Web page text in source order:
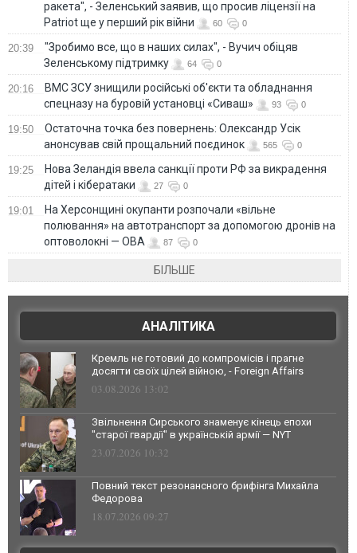
ракета", - Зеленський заявив, що просив ліцензії на
Patriot ще у перший рік війни
60 0
20:39
"Зробимо все, що в наших силах", - Вучич обіцяв
Зеленському підтримку
64 0
20:16
ВМС ЗСУ знищили російські об'єкти та обладнання
спецназу на буровій установці «Сиваш»
93 0
19:50
Остаточна точка без повернень: Олександр Усік
анонсував свій прощальний поєдинок
565 0
19:25
Нова Зеландія ввела санкції проти РФ за викрадення
дітей і кібератаки
27 0
19:01
На Херсонщині окупанти розпочали «вільне
полювання» на автотранспорт за допомогою дронів на
оптоволокні — ОВА
87 0
БІЛЬШЕ
АНАЛІТИКА
Кремль не готовий до компромісів і прагне
досягти своїх цілей війною, - Foreign Affairs
03.08.2026 13:02
Звільнення Сирського знаменує кінець епохи
"старої гвардії" в українській армії — NYT
23.07.2026 10:32
Повний текст резонансного брифінга Михайла
Федорова
18.07.2026 09:27